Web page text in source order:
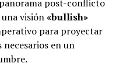
post-conflicto
visión«bullish»
para proyectar
en un